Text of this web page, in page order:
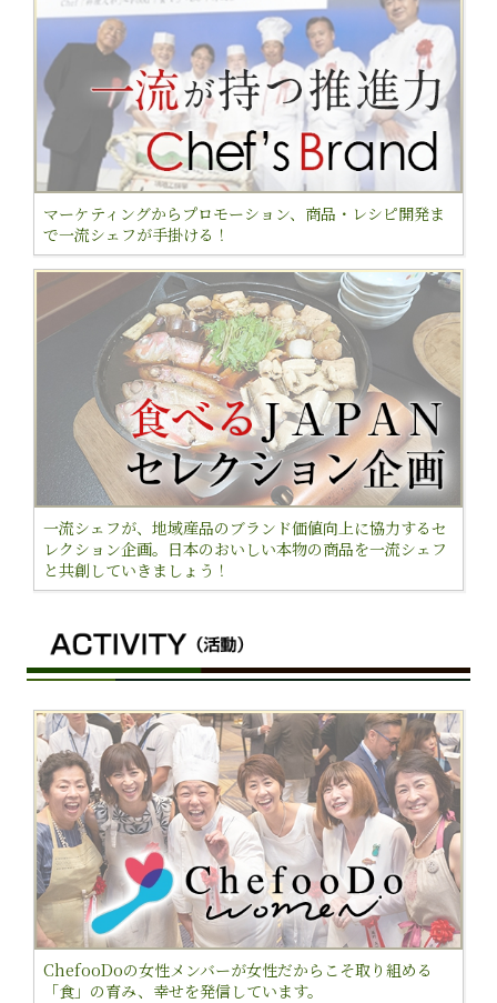
マーケティングからプロモーション、商品・レシピ開発ま
で一流シェフが手掛ける！
一流シェフが、地域産品のブランド価値向上に協力するセ
レクション企画。日本のおいしい本物の商品を一流シェフ
と共創していきましょう！
ChefooDoの女性メンバーが女性だからこそ取り組める
「食」の育み、幸せを発信しています。